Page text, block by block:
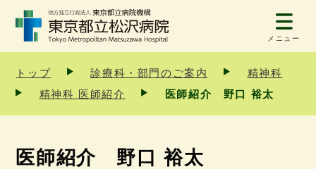
メニュー
トップ 診療科・部門のご案内
精神科
精神科 医師紹介
医師紹介 野口 裕太
医師紹介 野口 裕太